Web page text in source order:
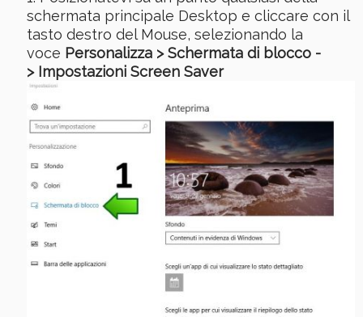
schermata principale Desktop e cliccare con il
tasto destro del Mouse, selezionando la
voce Personalizza > Schermata di blocco -
> Impostazioni Screen Saver